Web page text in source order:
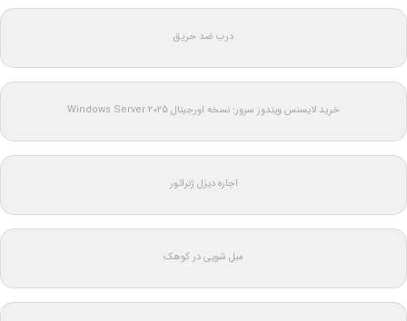
درب ضد حریق
خرید لایسنس ویندوز سرور: نسخه اورجینال Windows Server 2025
اجاره دیزل ژنراتور
مبل شویی در کوهک